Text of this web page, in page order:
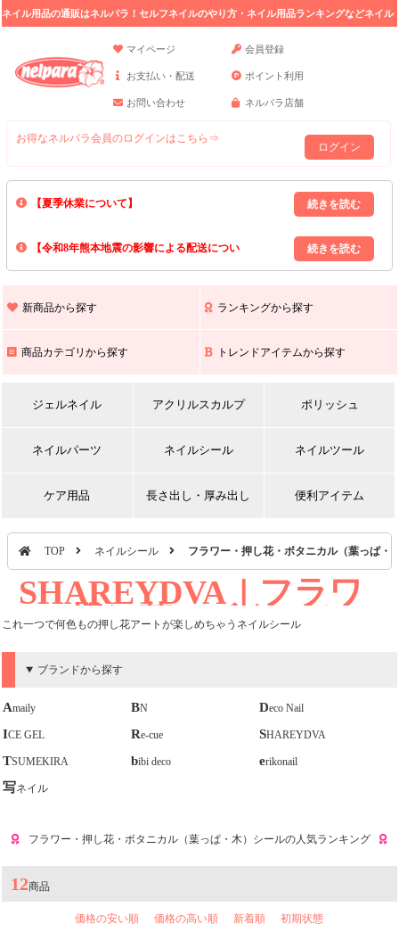
ネイル用品の通販はネルパラ！セルフネイルのやり方・ネイル用品ランキングなどネイル
マイページ
会員登録
お支払い・配送 ポイント利用
お問い合わせ ネルパラ店舗
お得なネルパラ会員のログインはこちら⇒
ログイン
【夏季休業について】
8/13(木)～8/16(日)の間｢出荷業務・お問い合わせ業務｣はお休みいたしま
上記期間中のご注文・お問い合わせは8/17(月)以降の対応となりますので
【令和8年熊本地震の影響による配送につい
また､ 九州全域でお荷物のお届けに遅延が生じております｡
新商品から探す ランキングから探す
商品カテゴリから探す トレンドアイテムから探す
ジェルネイル アクリルスカルプ ポリッシュ
ネイルパーツ ネイルシール ネイルツール
ケア用品 長さ出し・厚み出し 便利アイテム
TOP ネイルシール フラワー・押し花・ボタニカル（葉っぱ・
SHAREYDVA｜フラワ
ー・押し花・ボタニカル
（葉っぱ・木）シール
これ一つで何色もの押し花アートが楽しめちゃうネイルシール
ブランドから探す
Amaily BN Deco Nail
ICE GEL Re-cue SHAREYDVA
TSUMEKIRA bibi deco erikonail
写ネイル
フラワー・押し花・ボタニカル（葉っぱ・木）シールの人気ランキング
12商品
価格の安い順 価格の高い順 新着順 初期状態